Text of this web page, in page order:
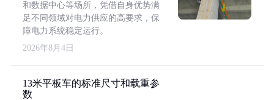
和数据中心等场所，凭借自身优势满
足不同领域对电力供应的高要求，保
障电力系统稳定运行。
2026年8月4日
13米平板车的标准尺寸和载重参
数